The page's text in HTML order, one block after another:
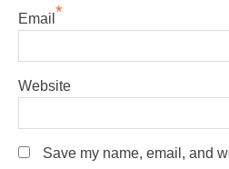
Email *
Website
Save my name, email, and